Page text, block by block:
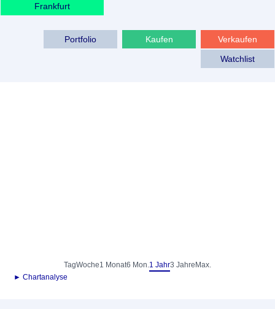
Frankfurt
Verkaufen
Kaufen
Portfolio
Watchlist
TagWoche1 Monat6 Mon.1 Jahr3 Jahre Max.
► Chartanalyse